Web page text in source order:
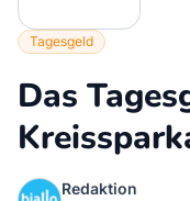
Tagesgeld
Das
Redaktion